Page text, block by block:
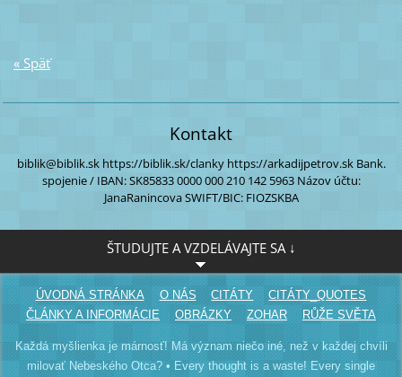
« Späť
Kontakt
biblik@biblik.skhttps://biblik.sk/clankyhttps://arkadijpetrov.skBank.
spojenie / IBAN:SK85833 0000000 210 142 5963Názov účtu:
JanaRanincovaSWIFT/BIC: FIOZSKBA
ŠTUDUJTE A VZDELÁVAJTE SA ↓
ÚVODNÁ STRÁNKA O NÁS CITÁTY
CITÁTY_QUOTES
ČLÁNKY A INFORMÁCIE
OBRÁZKY ZOHAR RŮŽE SVĚTA
Každá myšlienka je márnosť! Má význam niečo iné, než v každej chvíli
milovať Nebeského Otca? • Every thought is a waste! Every single